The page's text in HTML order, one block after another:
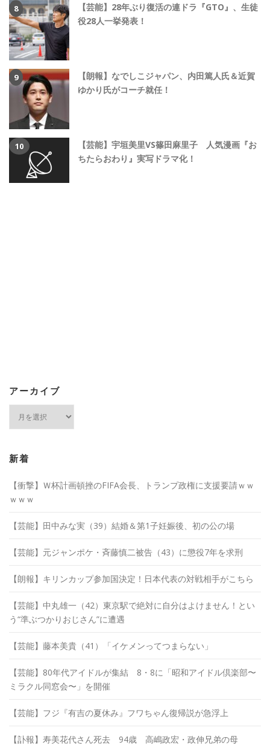
【芸能】28年ぶり復活の連ドラ『GTO』、生徒
役28人一挙発表！
【朗報】なでしこジャパン、内田篤人氏＆近賀
ゆかり氏がコーチ就任！
【芸能】宇垣美里VS篠田麻里子 人気漫画『お
ちたらおわり』実写ドラマ化！
アーカイブ
ブ
新着
【衝撃】Ｗ杯計画頓挫のFIFA会長、トランプ政権に支援要請ｗｗ
ｗｗｗ
【芸能】田中みな実（39）結婚＆第1子妊娠後、初の公の場
【芸能】元ジャンポケ・斉藤慎二被告（43）に懲役7年を求刑
【朗報】キリンカップ参加国決定！日本代表の対戦相手がこちら
【芸能】中丸雄一（42）東京駅で絶対に自分はよけません！とい
う“準ぶつかりおじさん”に遭遇
【芸能】藤本美貴（41）「イケメンってつまらない」
【芸能】80年代アイドルが集結 8・8に「昭和アイドル倶楽部〜
ミラクル同窓会〜」を開催
【芸能】フジ『有吉の夏休み』フワちゃん復帰説が急浮上
【訃報】寿美花代さん死去 94歳 高嶋政宏・政伸兄弟の母